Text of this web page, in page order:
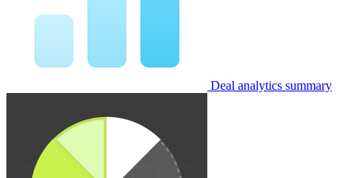
Deal analytics summary